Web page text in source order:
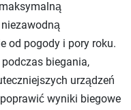
od pogody i pory roku.
biegania,
urządzeń
wyniki biegowe